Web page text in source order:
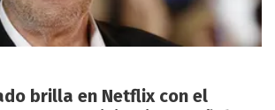
brilla en Netflix con el